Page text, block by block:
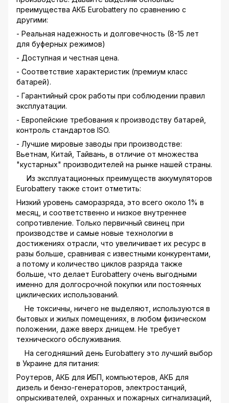
преимущества АКБ Eurobattery по сравнению с
другими:
- Реальная надежность и долговечность (8-15 лет
для буферных режимов)
- Доступная и честная цена.
- Соответствие характеристик (премиум класс
батарей).
- Гарантийный срок работы при соблюдении правил
эксплуатации.
- Европейские требования к производству батарей,
контроль стандартов ISO.
- Лучшие мировые заводы при производстве:
Вьетнам, Китай, Тайвань, в отличие от множества
"кустарных" производителей на рынке нашей страны.
Из эксплуатационных преимуществ аккумуляторов
Eurobattery также стоит отметить:
Низкий уровень саморазряда, это всего около 1% в
месяц, и соответственно и низкое внутреннее
сопротивление. Только первичный свинец при
производстве и самые новые технологии в
достижениях отрасли, что увеличивает их ресурс в
разы больше, сравнивая с известными конкурентами,
а потому и количество циклов разряда также
больше, что делает Eurobattery очень выгодными
именно для долгосрочной покупки или постоянных
циклических использований.
Не токсичны, ничего не выделяют, используются в
бытовых и жилых помещениях, в любом физическом
положении, даже вверх днищем. Не требует
технического обслуживания.
На сегодняшний день Eurobattery это лучший выбор
в Украине для питания:
Роутеров, АКБ для ИБП, компьютеров, АКБ для
дизель и бензо-генераторов, электростанций,
опрыскивателей, охранных и пожарных сигнализаций,